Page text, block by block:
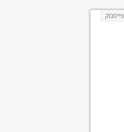
פייסבוק